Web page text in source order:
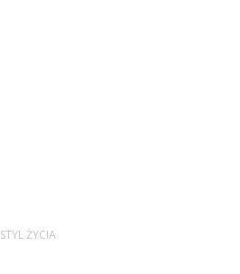
STYL ŻYCIA